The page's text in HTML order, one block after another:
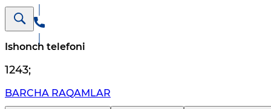
Ishonch telefoni
1243;
BARCHA RAQAMLAR